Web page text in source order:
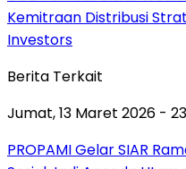
Kemitraan Distribusi
Investors
Berita Terkait
Jumat, 13 Maret 2026 -
PROPAMI Gelar SIAR